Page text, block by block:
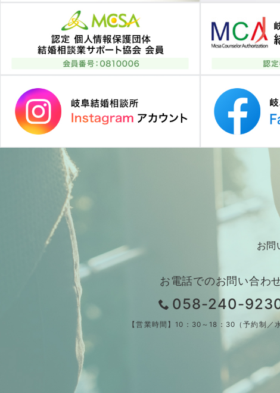
お問
お電話でのお問い合わ
058-240-
【営業時間】10：30～18：30（予約制／